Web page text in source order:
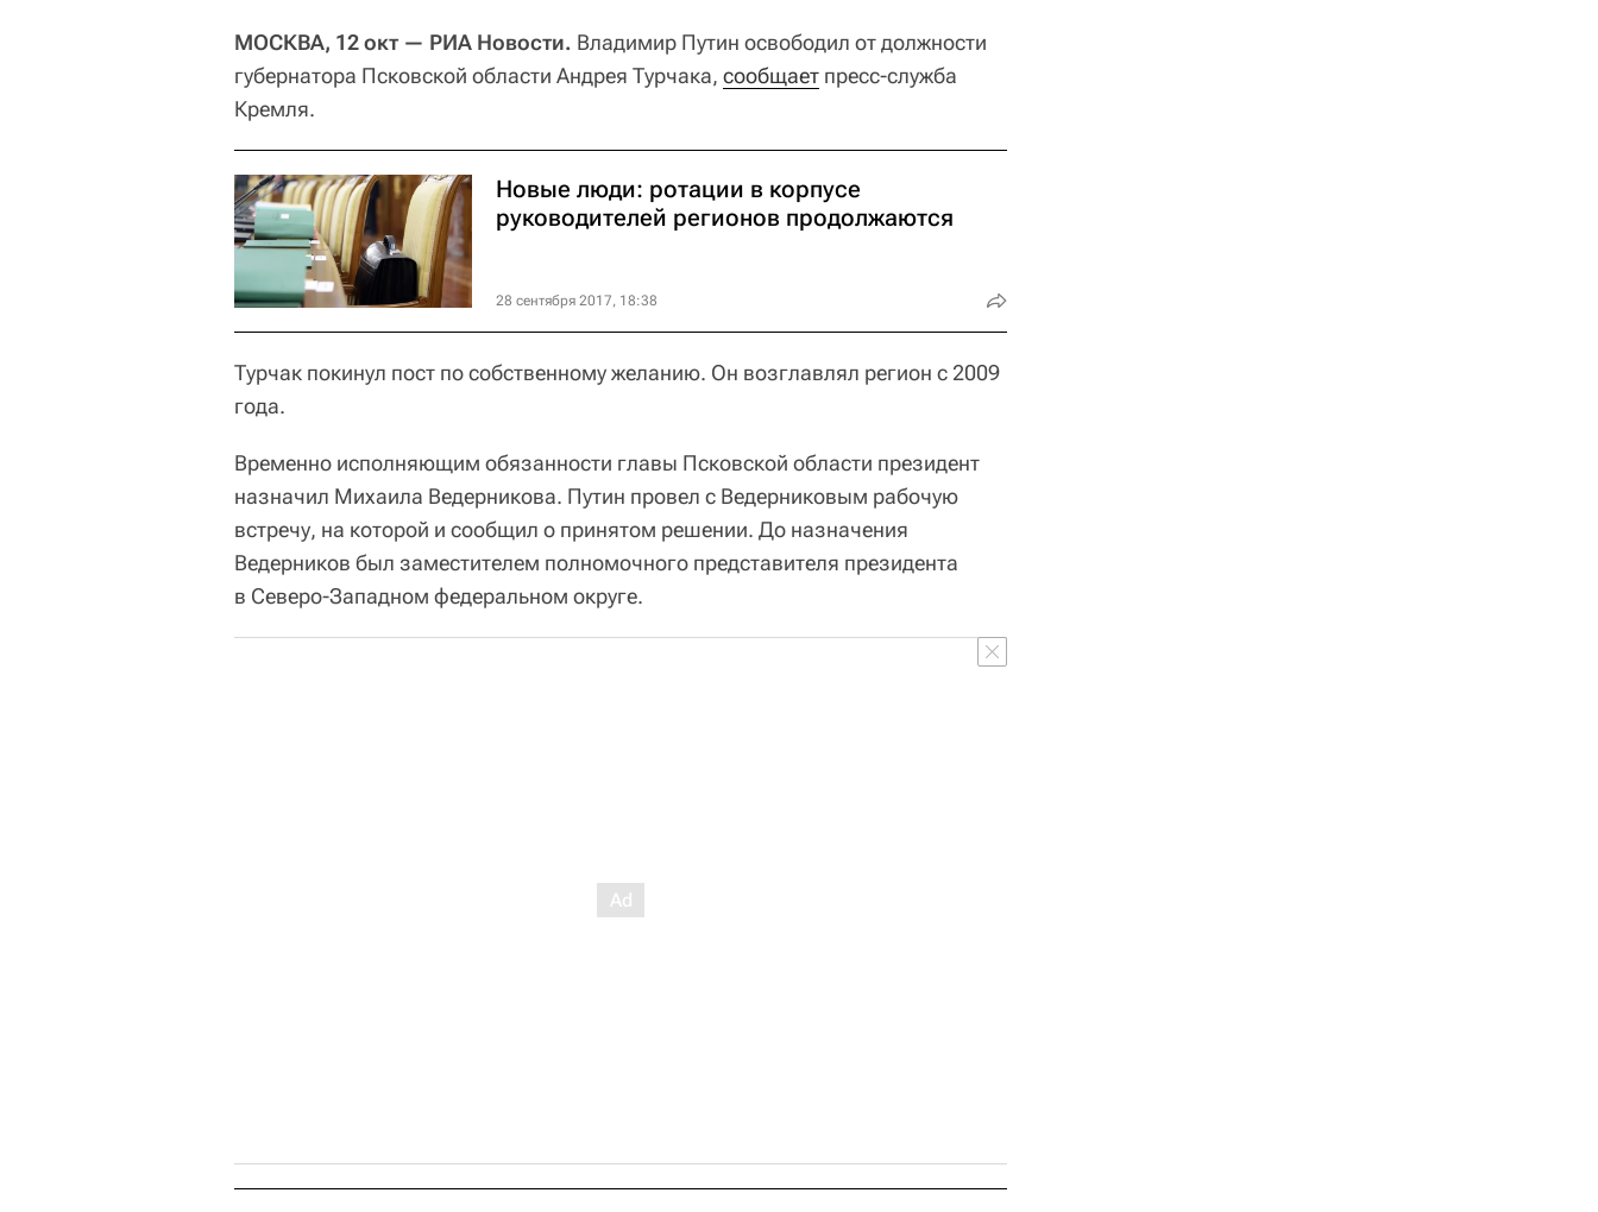
МОСКВА, 12 окт — РИА Новости. Владимир Путин освободил от должности
губернатора Псковской области Андрея Турчака, сообщает пресс-служба
Кремля.
Новые люди: ротации в корпусе
руководителей регионов продолжаются
28 сентября 2017, 18:38
Турчак покинул пост по собственному желанию. Он возглавлял регион с 2009
года.
Временно исполняющим обязанности главы Псковской области президент
назначил Михаила Ведерникова. Путин провел с Ведерниковым рабочую
встречу, на которой и сообщил о принятом решении. До назначения
Ведерников был заместителем полномочного представителя президента
в Северо-Западном федеральном округе.